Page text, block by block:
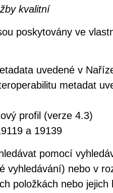
kvalitní
poskytovány ve
uvedené v
metadat
profil (verze 4.3)
a 19139
pomocí
vyhledávání) nebo v
položkách nebo jejich